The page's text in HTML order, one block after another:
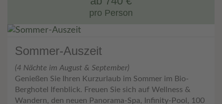
pro Person
Sommer-Auszeit
(4 Nächte im August & September)
Genießen Sie Ihren Kurzurlaub im Sommer im Bio-
Berghotel Ifenblick. Freuen Sie sich auf Wellness &
Wandern, den neuen Panorama-Spa, Infinity-Pool, 100